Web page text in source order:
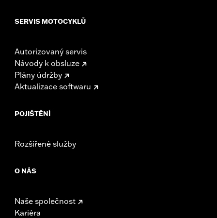
SERVIS MOTOCYKLŮ
Autorizovaný servis
Návody k obsluze
Plány údržby
Aktualizace softwaru
POJIŠTĚNÍ
Rozšířené služby
O NÁS
Naše společnost
Kariéra